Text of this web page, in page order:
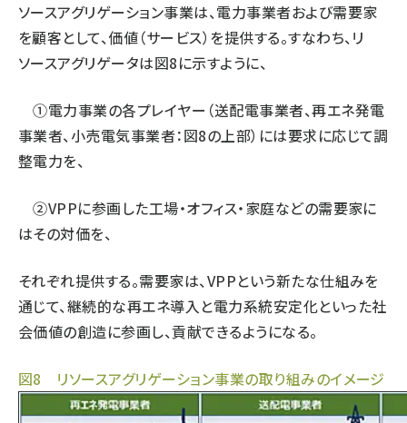
ソースアグリゲーション事業は、電力事業者および需要家
を顧客として、価値（サービス）を提供する。すなわち、リ
ソースアグリゲータは図8に示すように、
①電力事業の各プレイヤー（送配電事業者、再エネ発電
事業者、小売電気事業者：図8の上部）には要求に応じて調
整電力を、
②VPPに参画した工場・オフィス・家庭などの需要家に
はその対価を、
それぞれ提供する。需要家は、VPPという新たな仕組みを
通じて、継続的な再エネ導入と電力系統安定化といった社
会価値の創造に参画し、貢献できるようになる。
図8 リソースアグリゲーション事業の取り組みのイメージ